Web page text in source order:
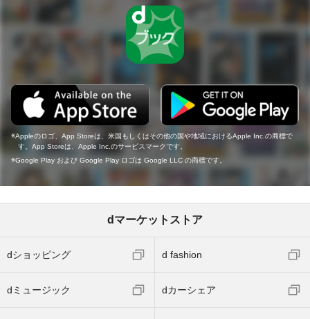
Appleのロゴ、App Storeは、米国もしくはその他の国や地域におけるApple Inc.の商標で
す。App Storeは、Apple Inc.のサービスマークです。
Google Play および Google Play ロゴは Google LLC の商標です。
dマーケットストア
dショッピング d fashion
dミュージック dカーシェア